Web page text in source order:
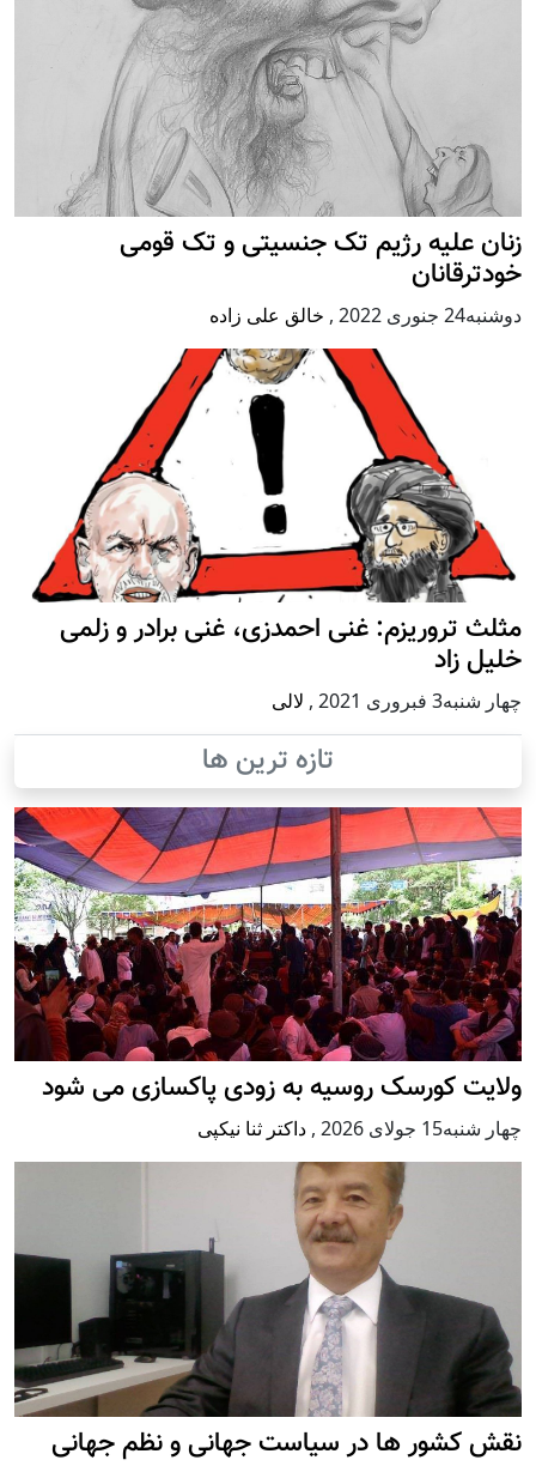
زنان علیه رژيم تک جنسیتی و تک قومی
خودترقانان
دوشنبه24 جنوری 2022 , خالق علی زاده
مثلث تروریزم: غنی احمدزی، غنی برادر و زلمی
خلیل زاد
چهار شنبه3 فبروری 2021 , لالی
تازه ترین ها
ولایت کورسک روسیه به زودی پاکسازی می شود
چهار شنبه15 جولای 2026 , داکتر ثنا نیکپی
نقش کشور ها در سیاست جهانی و نظم جهانی